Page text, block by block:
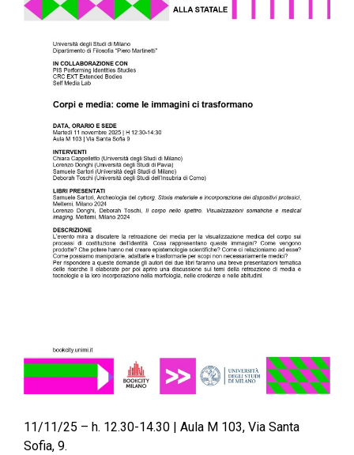
11/11/25 – h. 12.30-14.30 | Aula M 103, Via Santa
Sofia, 9.